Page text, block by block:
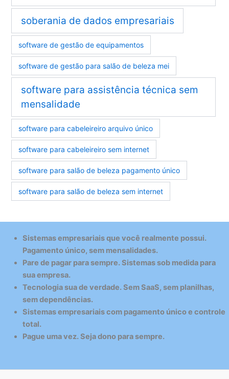
soberania de dados empresariais
software de gestão de equipamentos
software de gestão para salão de beleza mei
software para assistência técnica sem
mensalidade
software para cabeleireiro arquivo único
software para cabeleireiro sem internet
software para salão de beleza pagamento único
software para salão de beleza sem internet
Sistemas empresariais que você realmente possui.
Pagamento único, sem mensalidades.
Pare de pagar para sempre. Sistemas sob medida para
sua empresa.
Tecnologia sua de verdade. Sem SaaS, sem planilhas,
sem dependências.
Sistemas empresariais com pagamento único e controle
total.
Pague uma vez. Seja dono para sempre.